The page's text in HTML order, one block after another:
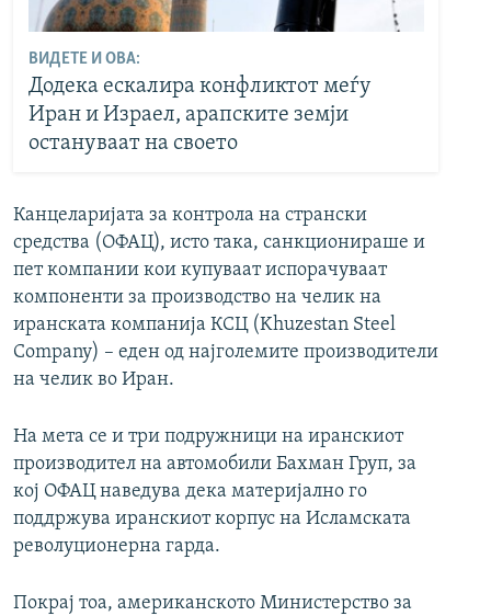
ВИДЕТЕ И ОВА:
Додека ескалира конфликтот меѓу
Иран и Израел, арапските земји
остануваат на своето
Канцеларијата за контрола на странски
средства (ОФАЦ), исто така, санкционираше и
пет компании кои купуваат испорачуваат
компоненти за производство на челик на
иранската компанија КСЦ (Khuzestan Steel
Company) – еден од најголемите производители
на челик во Иран.
На мета се и три подружници на иранскиот
производител на автомобили Бахман Груп, за
кој ОФАЦ наведува дека материјално го
поддржува иранскиот корпус на Исламската
револуционерна гарда.
Покрај тоа, американското Министерство за